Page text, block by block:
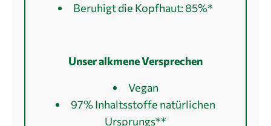
Beruhigt die Kopfhaut: 85%*
Unser alkmene Versprechen
Vegan
97% Inhaltsstoffe natürlichen
Ursprungs**